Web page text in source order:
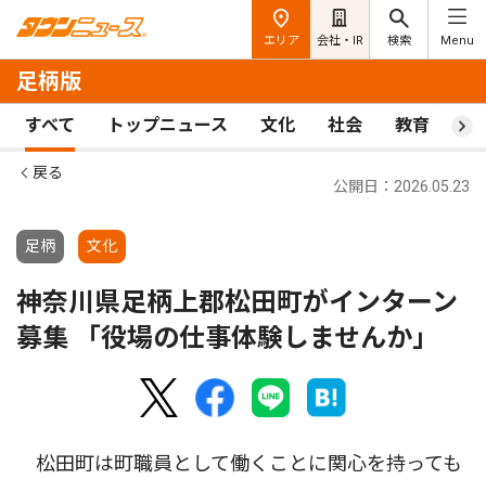
エリア 会社・IR 検索 Menu
足柄版
すべて トップニュース 文化 社会 教育 ス
戻る
足柄 文化
公開日：2026.05.23
神奈川県足柄上郡松田町がインターン
募集 「役場の仕事体験しませんか」
松田町は町職員として働くことに関心を持っても